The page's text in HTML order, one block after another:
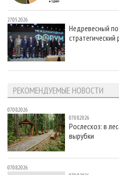
27.05.2026
Недревесный
РЕКОМЕНДУЕМЫЕ НОВОСТИ
07.08.2026
07.08.2026
Рослесхоз: в
вырубки
07.08.2026